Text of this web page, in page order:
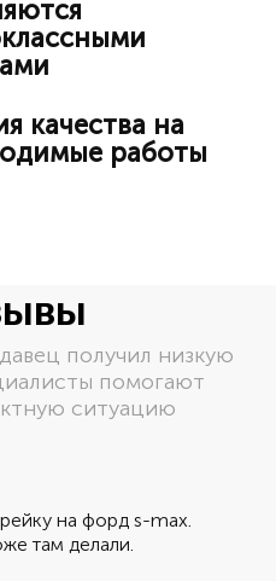
качества на
работы
получил низкую
помогают
ситуацию
на форд s-max.
там делали.